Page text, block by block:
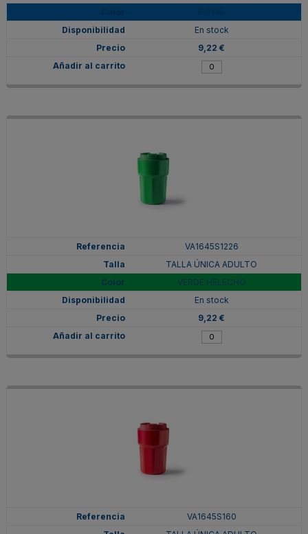
En stock
9,22 €
VA1645S1226
TALLA ÚNICA ADULTO
VERDE HELECHO
En stock
9,22 €
VA1645S160